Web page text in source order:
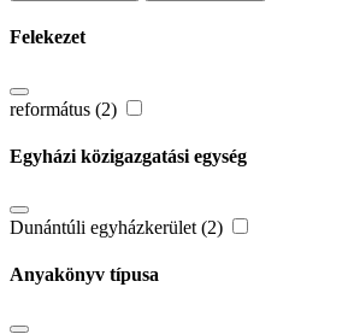
Felekezet
református (2)
Egyházi közigazgatási egység
Dunántúli egyházkerület (2)
Anyakönyv típusa